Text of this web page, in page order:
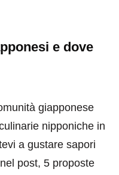
e dove
giapponese
nipponiche in
a gustare sapori
post, 5 proposte